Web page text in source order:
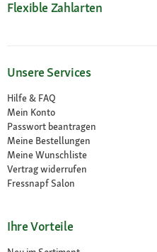
Flexible Zahlarten
Unsere Services
Hilfe & FAQ
Mein Konto
Passwort beantragen
Meine Bestellungen
Meine Wunschliste
Vertrag widerrufen
Fressnapf Salon
Ihre Vorteile